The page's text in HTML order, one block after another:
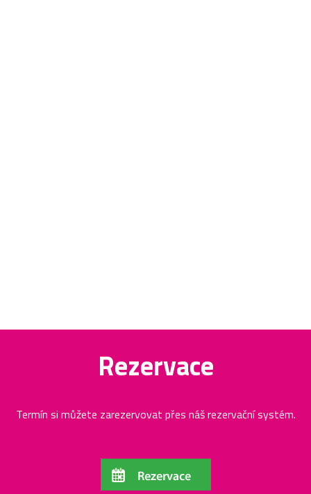
Rezervace
Termín si můžete zarezervovat přes náš rezervační systém.